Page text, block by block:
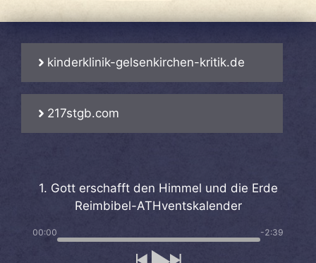
kinderklinik-gelsenkirchen-kritik.de
217stgb.com
1. Gott erschafft den Himmel und die Erde
Reimbibel-ATHventskalender
00:00 -2:39